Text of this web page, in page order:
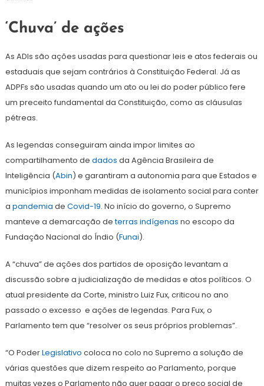
‘Chuva’ de ações
As ADIs são ações usadas para questionar leis e atos federais ou
estaduais que sejam contrários à Constituição Federal. Já as
ADPFs são usadas quando um ato ou lei do poder público fere
um preceito fundamental da Constituição, como as cláusulas
pétreas.
As legendas conseguiram ainda impor limites ao
compartilhamento de dados da Agência Brasileira de
Inteligência (Abin) e garantiram a autonomia para que Estados e
municípios imponham medidas de isolamento social para conter
a pandemia de Covid-19. No início do governo, o Supremo
manteve a demarcação deterras indígenas no escopo da
Fundação Nacional do Índio (Funai).
A “chuva” de ações dos partidos de oposição levantam a
discussão sobre a judicialização de medidas e atos políticos. O
atual presidente da Corte, ministro Luiz Fux, criticou no ano
passado o excesso e ações de legendas. Para Fux, o
Parlamento tem que “resolver os seus próprios problemas”.
“O PoderLegislativo coloca no colo no Supremo a solução de
várias questões que dizem respeito ao Parlamento, porque
muitas vezes o Parlamento não quer pagar o preço social de